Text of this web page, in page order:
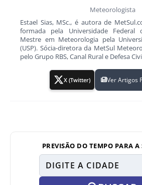
Meteorologista
Estael Sias, MSc., é autora de
formada pela Universidade Federal
Mestre em Meteorologia pela
(USP). Sócia-diretora da MetSul
pelo Grupo RBS, Canal Rural e Defesa
X (Twitter) Ver Artigos
PREVISÃO DO TEMPO PARA